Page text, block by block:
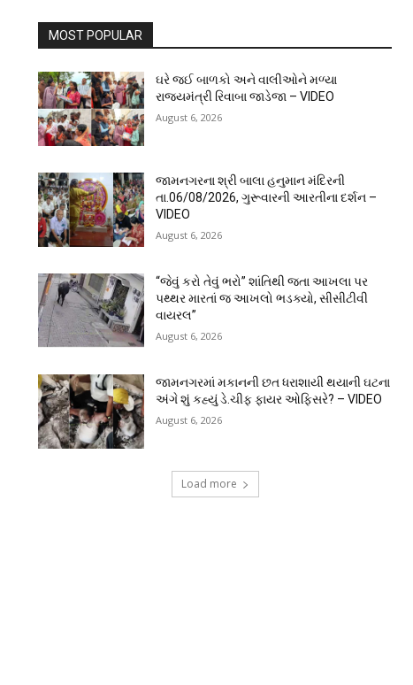
MOST POPULAR
ઘરે જઈ બાળકો અને વાલીઓને મળ્યા
રાજ્યમંત્રી રિવાબા જાડેજા – VIDEO
August 6, 2026
જામનગરના શ્રી બાલા હનુમાન મંદિરની
તા.06/08/2026, ગુરૂવારની આરતીના દર્શન –
VIDEO
August 6, 2026
“જેવું કરો તેવું ભરો” શાંતિથી જતા આખલા પર
પથ્થર મારતાં જ આખલો ભડક્યો, સીસીટીવી
વાયરલ”
August 6, 2026
જામનગરમાં મકાનની છત ધરાશાયી થયાની ઘટના
અંગે શું કહ્યું ડે.ચીફ ફાયર ઓફિસરે? – VIDEO
August 6, 2026
Load more